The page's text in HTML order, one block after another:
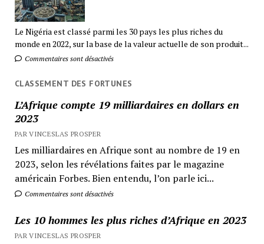
Le Nigéria est classé parmi les 30 pays les plus riches du
monde en 2022, sur la base de la valeur actuelle de son produit...
Commentaires sont désactivés
CLASSEMENT DES FORTUNES
L’Afrique compte 19 milliardaires en dollars en
2023
PAR VINCESLAS PROSPER
Les milliardaires en Afrique sont au nombre de 19 en
2023, selon les révélations faites par le magazine
américain Forbes. Bien entendu, l’on parle ici...
Commentaires sont désactivés
Les 10 hommes les plus riches d’Afrique en 2023
PAR VINCESLAS PROSPER